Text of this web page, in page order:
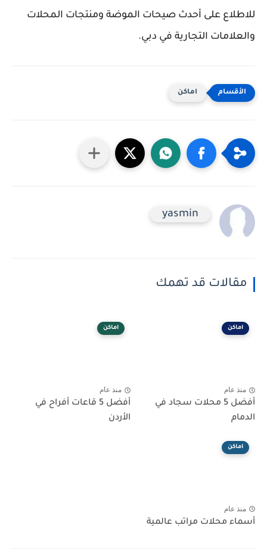
للاطلاع على أحدث صيحات الموضة ومنتجات المحلات
والعلامات التجارية في دبي.
اماكن
yasmin
مقالات قد تهمك
اماكن
منذ عام
أفضل 5 محلات سجاد في
الدمام
اماكن
منذ عام
أفضل 5 قاعات أفراح في
الأردن
اماكن
منذ عام
أسماء محلات مراتب عالمية